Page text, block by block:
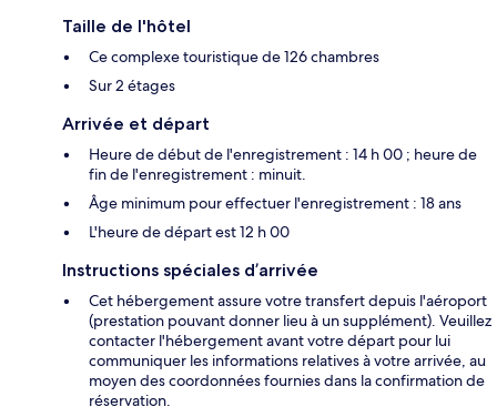
Taille de l'hôtel
Ce complexe touristique de 126 chambres
Sur 2 étages
Arrivée et départ
Heure de début de l'enregistrement : 14 h 00 ; heure de
fin de l'enregistrement : minuit.
Âge minimum pour effectuer l'enregistrement : 18 ans
L'heure de départ est 12 h 00
Instructions spéciales d’arrivée
Cet hébergement assure votre transfert depuis l'aéroport
(prestation pouvant donner lieu à un supplément). Veuillez
contacter l'hébergement avant votre départ pour lui
communiquer les informations relatives à votre arrivée, au
moyen des coordonnées fournies dans la confirmation de
réservation.